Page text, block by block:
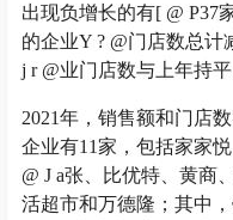
出现负增长的有[ @ P37
的企业Y ? @门店数总计
j r @业门店数与上年持平
2021年，销售额和门店
企业有11家，包括家家
@ J a张、比优特、黄商
活超市和万德隆；其中